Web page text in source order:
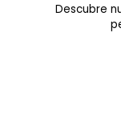
Descubre